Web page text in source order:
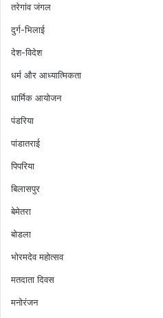
तरेगांव जंगल
दुर्ग-भिलाई
देश-विदेश
धर्म और आध्यात्मिकता
धार्मिक आयोजन
पंडरिया
पांडातराई
पिपरिया
बिलासपुर
बेमेतरा
बोडला
भोरमदेव महोत्सव
मतदाता दिवस
मनोरंजन